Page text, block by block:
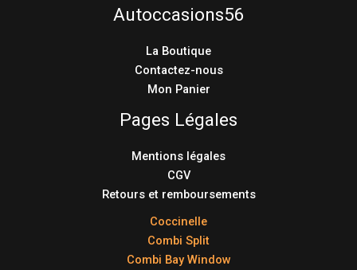
Autoccasions56
La Boutique
Contactez-nous
Mon Panier
Pages Légales
Mentions légales
CGV
Retours et remboursements
Coccinelle
Combi Split
Combi Bay Window